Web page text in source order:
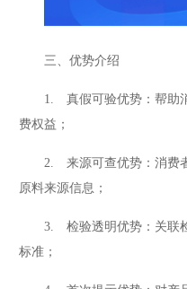
三、优势介绍
1. 真假可验优势：帮助
费权益；
2. 来源可查优势：消费
原料来源信息；
3. 检验透明优势：关联
标准；